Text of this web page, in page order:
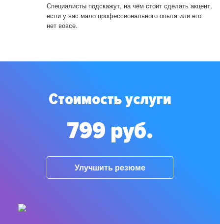
Специалисты подскажут, на чём стоит сделать акцент,
если у вас мало профессионального опыта или его
нет вовсе.
Стоимость услуги
799 руб.
Улучшить резюме